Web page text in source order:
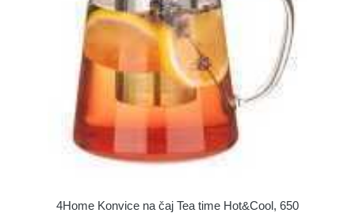
4Home Konvice na čaj Tea time Hot&Cool, 650